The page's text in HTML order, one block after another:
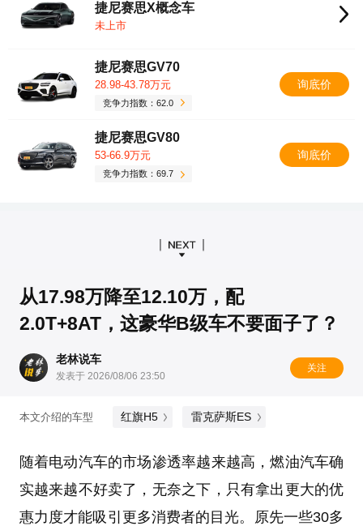
捷尼赛思X概念车
未上市
捷尼赛思GV70
28.98-43.78万元
竞争力指数：62.0
询底价
捷尼赛思GV80
53-66.9万元
竞争力指数：69.7
询底价
从17.98万降至12.10万，配
2.0T+8AT，这豪华B级车不要面子了？
老林说车
发表于 2026/08/06 23:50
关注
本文介绍的车型 红旗H5 雷克萨斯ES
随着电动汽车的市场渗透率越来越高，燃油汽车确
实越来越不好卖了，无奈之下，只有拿出更大的优
惠力度才能吸引更多消费者的目光。原先一些30多